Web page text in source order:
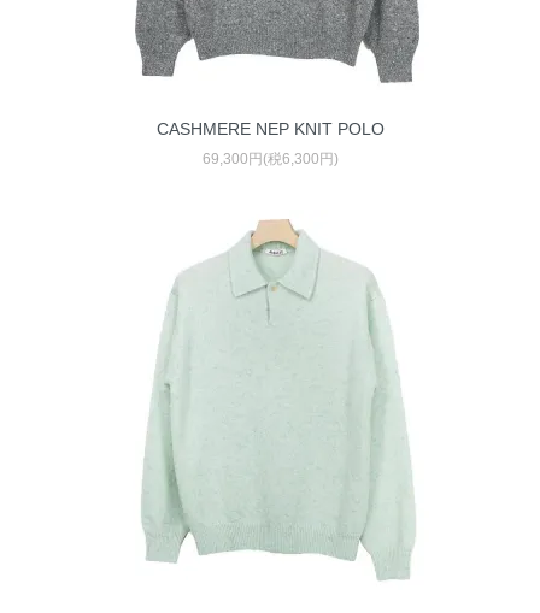
CASHMERE NEP KNIT POLO
69,300円(税6,300円)